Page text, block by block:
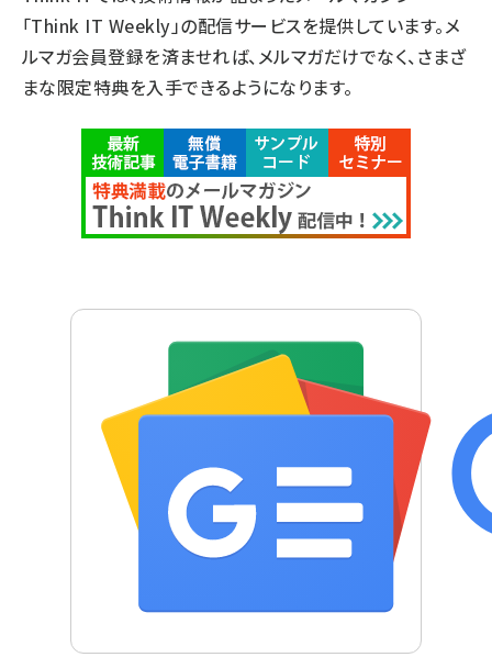
「Think IT Weekly」の配信サービスを提供しています。メ
ルマガ会員登録を済ませれば、メルマガだけでなく、さまざ
まな限定特典を入手できるようになります。